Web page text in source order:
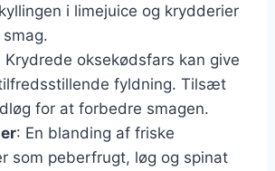
i limejuice og krydderier
Krydrede oksekødsfars kan give
fyldning. Tilsæt
for at forbedre smagen.
: En blanding af friske
som peberfrugt, løg og spinat